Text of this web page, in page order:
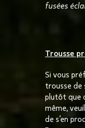
fusées
Trousse
Si vous
trousse de
plutôt que
même,
de s’en